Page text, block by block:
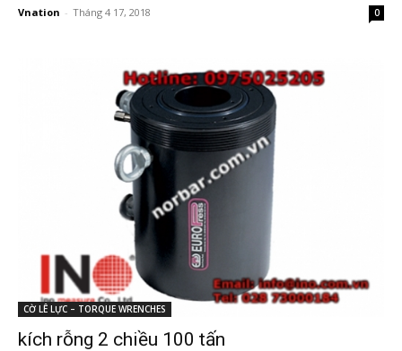
Vnation - Tháng 4 17, 2018 0
CỜ LÊ LỰC – TORQUE WRENCHES
kích rỗng 2 chiều 100 tấn